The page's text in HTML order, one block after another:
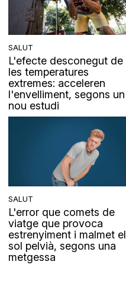
SALUT
L'efecte desconegut de
les temperatures
extremes: acceleren
l'envelliment, segons un
nou estudi
SALUT
L'error que comets de
viatge que provoca
estrenyiment i malmet el
sol pelvià, segons una
metgessa